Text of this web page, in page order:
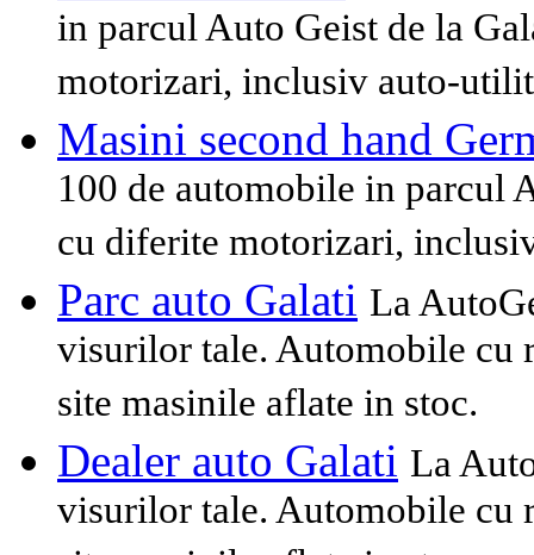
in parcul Auto Geist de la
motorizari, inclusiv auto-
Masini second hand
100 de automobile in parcul
cu diferite motorizari,
Parc auto Galati La
visurilor tale. Automobile cu
site masinile aflate in stoc.
Dealer auto Galati La
visurilor tale. Automobile cu